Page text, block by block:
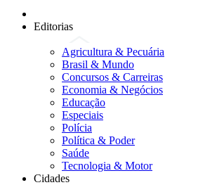
Editorias
Agricultura & Pecuária
Brasil & Mundo
Concursos & Carreiras
Economia & Negócios
Educação
Especiais
Polícia
Política & Poder
Saúde
Tecnologia & Motor
Cidades